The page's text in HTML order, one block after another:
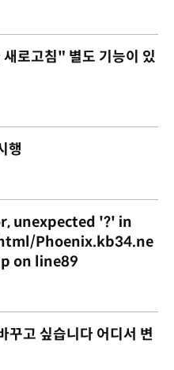
로고침" 별도 기능이 있
행
unexpected '?' in
Phoenix.kb34.ne
on line89
꾸고 싶습니다 어디서 변